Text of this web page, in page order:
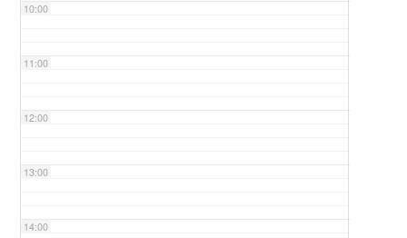
10:00
11:00
12:00
13:00
14:00